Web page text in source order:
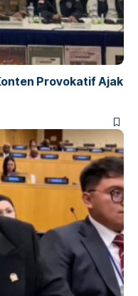
Provokatif Ajak